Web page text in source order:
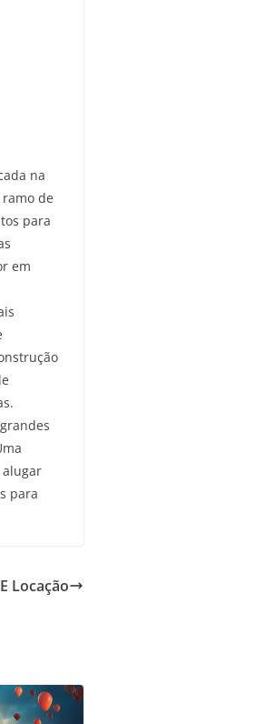
na
de
para
em
para
Locação